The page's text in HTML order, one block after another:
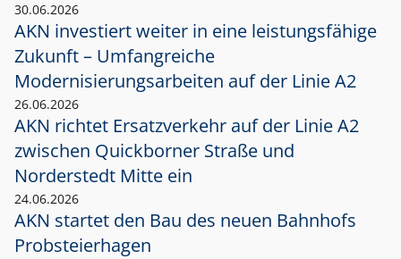
30.06.2026
AKN investiert weiter in eine leistungsfähige
Zukunft – Umfangreiche
Modernisierungsarbeiten auf der Linie A2
26.06.2026
AKN richtet Ersatzverkehr auf der Linie A2
zwischen Quickborner Straße und
Norderstedt Mitte ein
24.06.2026
AKN startet den Bau des neuen Bahnhofs
Probsteierhagen